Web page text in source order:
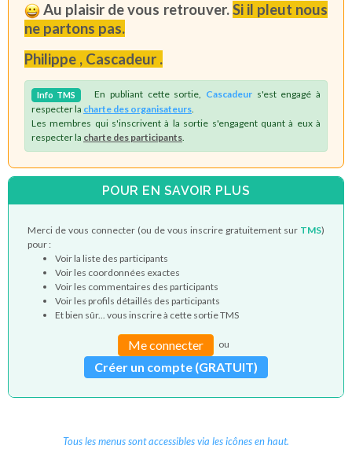
Au plaisir de vous retrouver.Si il pleut nous
ne partons pas.
Philippe , Cascadeur .
Info TMS En publiant cette sortie, Cascadeurs'est engagé à
respecter la charte des organisateurs.
Les membres qui s'inscrivent à la sortie s'engagent quant à eux à
respecter la charte des participants.
POUR EN SAVOIR PLUS
Merci de vous connecter (ou de vous inscrire gratuitement sur TMS)
pour :
Voir la liste des participants
Voir les coordonnées exactes
Voir les commentaires des participants
Voir les profils détaillés des participants
Et bien sûr... vous inscrire à cette sortie TMS
Me connecter ou
Créer un compte (GRATUIT)
Tous les menus sont accessibles via les icônes en haut.